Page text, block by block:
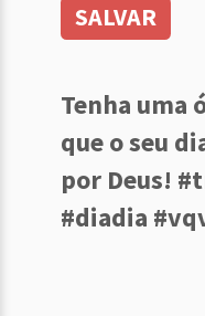
SALVAR
Tenha uma
que o seu
por Deus!
#diadia